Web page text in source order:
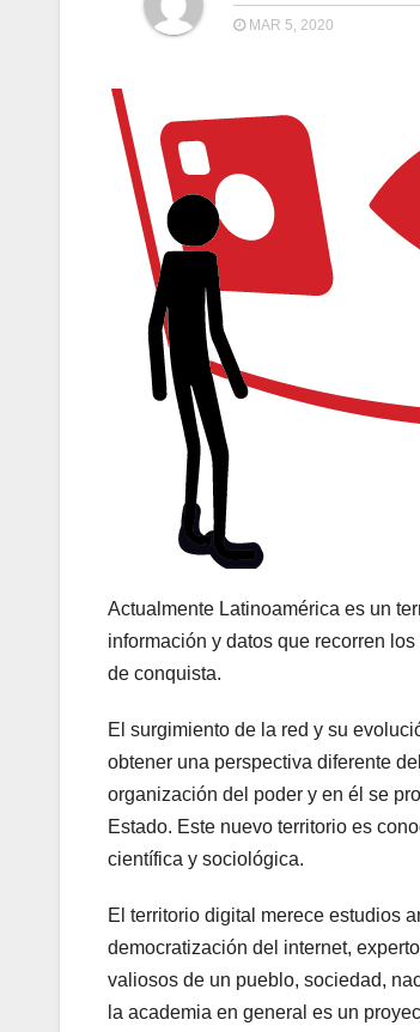
MAR 5, 2020
Actualmente Latinoamérica es un
información y datos que recorren
de conquista.
El surgimiento de la red y su
obtener una perspectiva diferente
organización del poder y en él se
Estado. Este nuevo territorio es
científica y sociológica.
El territorio digital merece estudios
democratización del internet,
valiosos de un pueblo, sociedad,
la academia en general es un